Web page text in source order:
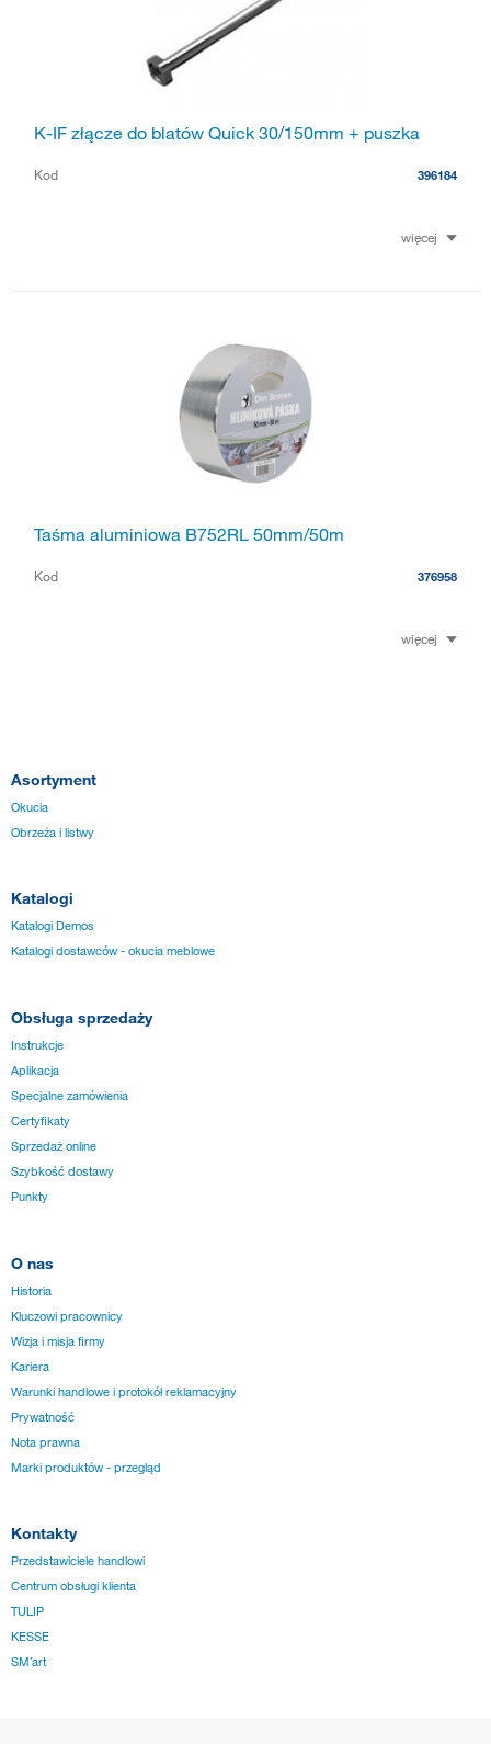
K-IF złącze do blatów Quick 30/150mm + puszka
Kod 396184
więcej
Taśma aluminiowa B752RL 50mm/50m
Kod 376958
więcej
Asortyment
Okucia
Obrzeża i listwy
Katalogi
Katalogi Demos
Katalogi dostawców - okucia meblowe
Obsługa sprzedaży
Instrukcje
Aplikacja
Specjalne zamówienia
Certyfikaty
Sprzedaż online
Szybkość dostawy
Punkty
O nas
Historia
Kluczowi pracownicy
Wizja i misja firmy
Kariera
Warunki handlowe i protokół reklamacyjny
Prywatność
Nota prawna
Marki produktów - przegląd
Kontakty
Przedstawiciele handlowi
Centrum obsługi klienta
TULIP
KESSE
SM´art